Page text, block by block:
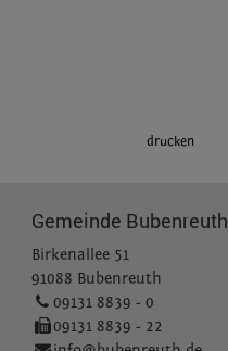
drucken
Gemeinde Bubenreuth
Birkenallee 51
91088 Bubenreuth
09131 8839 - 0
09131 8839 - 22